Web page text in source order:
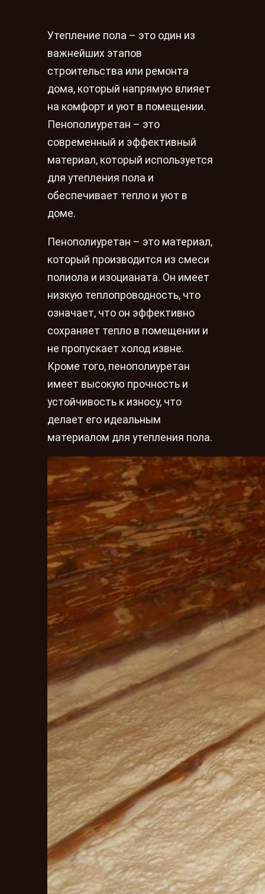
Утепление пола – это один из
важнейших этапов
строительства или ремонта
дома, который напрямую влияет
на комфорт и уют в помещении.
Пенополиуретан – это
современный и эффективный
материал, который используется
для утепления пола и
обеспечивает тепло и уют в
доме.
Пенополиуретан – это материал,
который производится из смеси
полиола и изоцианата. Он имеет
низкую теплопроводность, что
означает, что он эффективно
сохраняет тепло в помещении и
не пропускает холод извне.
Кроме того, пенополиуретан
имеет высокую прочность и
устойчивость к износу, что
делает его идеальным
материалом для утепления пола.